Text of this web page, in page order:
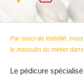
Par souci de lisibilité,
le masculin du métier
Le pédicure